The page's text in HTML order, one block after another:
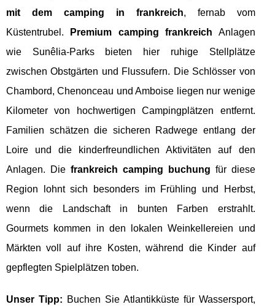
mit dem camping in frankreich, fernab vom
Küstentrubel.
Premium camping frankreich Anlagen
wie Sunêlia-Parks bieten hier ruhige Stellplätze
zwischen Obstgärten und Flussufern. Die Schlösser von
Chambord, Chenonceau und Amboise liegen nur wenige
Kilometer von hochwertigen Campingplätzen entfernt.
Familien schätzen die sicheren Radwege entlang der
Loire und die kinderfreundlichen Aktivitäten auf den
Anlagen. Die frankreich camping buchung für diese
Region lohnt sich besonders im Frühling und Herbst,
wenn die Landschaft in bunten Farben erstrahlt.
Gourmets kommen in den lokalen Weinkellereien und
Märkten voll auf ihre Kosten, während die Kinder auf
gepflegten Spielplätzen toben.
Unser Tipp: Buchen Sie Atlantikküste für Wassersport,